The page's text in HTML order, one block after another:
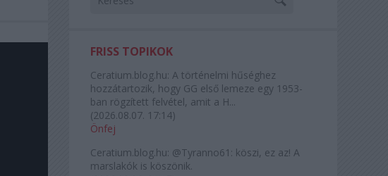
FRISS TOPIKOK
Ceratium.blog.hu: A történelmi hűséghez
hozzátartozik, hogy GG első lemeze egy 1953-
ban rögzített felvétel, amit a H...
(2026.08.07. 17:14)
Önfej
Ceratium.blog.hu: @Tyranno61: köszi, ez az! A
marslakók is köszönik.